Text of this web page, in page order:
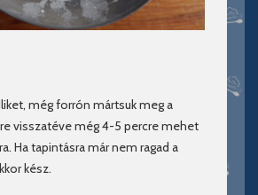
még forrón mártsuk meg a
visszatéve még 4-5 percre mehet
Ha tapintásra már nem ragad a
kész.